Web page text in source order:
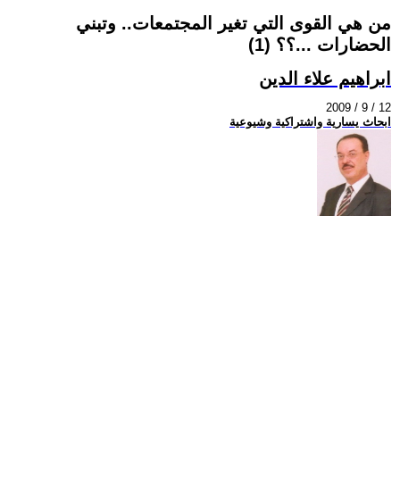
من هي القوى التي تغير المجتمعات.. وتبني
الحضارات ...؟؟ (1)
ابراهيم علاء الدين
2009 / 9 / 12
ابحاث يسارية واشتراكية وشيوعية